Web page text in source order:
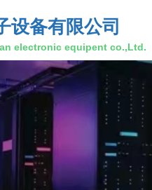
设备有限公司
electronic equipent co.,Ltd.